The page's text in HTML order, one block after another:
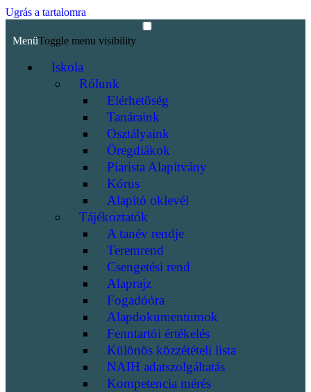
Ugrás a tartalomra
MenüToggle menu visibility
Iskola
Rólunk
Elérhetőség
Tanáraink
Osztályaink
Öregdiákok
Piarista Alapítvány
Kórus
Alapító oklevél
Tájékoztatók
A tanév rendje
Teremrend
Csengetési rend
Alaprajz
Fogadóóra
Alapdokumentumok
Fenntartói értékelés
Különös közzétételi lista
NAIH adatszolgáltatás
Kompetencia mérés